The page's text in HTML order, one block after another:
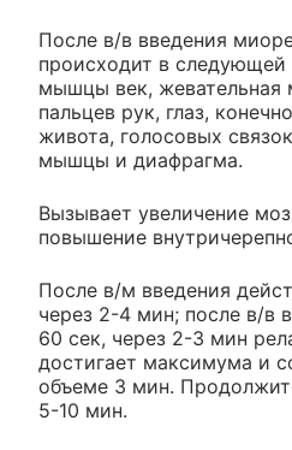
После в/в введения
происходит в следующей
мышцы век, жевательная
пальцев рук, глаз,
живота, голосовых
мышцы и диафрагма.
Вызывает увеличение
повышение
После в/м введения
через 2-4 мин; после в/в
60 сек, через 2-3 мин
достигает максимума и
объеме 3 мин.
5-10 мин.